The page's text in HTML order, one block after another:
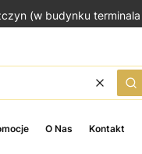
(w budynku
Wyczyść
O Nas Kontakt